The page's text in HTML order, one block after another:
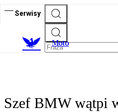
Serwisy
Moto
Szef BMW wątpi